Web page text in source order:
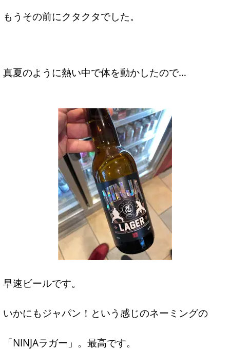
もうその前にクタクタでした。
真夏のように熱い中で体を動かしたので…
早速ビールです。
いかにもジャパン！という感じのネーミングの
「NINJAラガー」。最高です。